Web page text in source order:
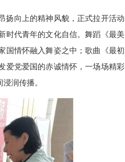
扬向上的精神风貌，正式拉开活动
时代青年的文化自信。舞蹈《最美
国情怀融入舞姿之中；歌曲《最初
爱党爱国的赤诚情怀，一场场精彩
润传播。